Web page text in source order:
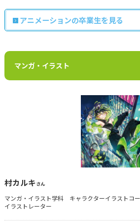
アニメーションの卒業生を見る
マンガ・イラスト
村カルキ さん
マンガ・イラスト学科 キャラクターイラストコ
イラストレーター